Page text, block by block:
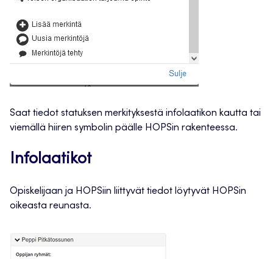
Saat tiedot statuksen merkityksestä infolaatikon kautta tai
viemällä hiiren symbolin päälle HOPSin rakenteessa.
Infolaatikot
Opiskelijaan ja HOPSiin liittyvät tiedot löytyvät HOPSin
oikeasta reunasta.